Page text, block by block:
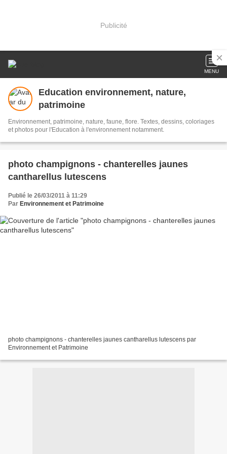
Publicité
MENU
Education environnement, nature,
patrimoine
Environnement, patrimoine, nature, faune, flore. Textes, dessins, coloriages
et photos pour l'Education à l'environnement notamment.
photo champignons - chanterelles jaunes
cantharellus lutescens
Publié le 26/03/2011 à 11:29
Par Environnement et Patrimoine
photo champignons - chanterelles jaunes cantharellus lutescens par
Environnement et Patrimoine